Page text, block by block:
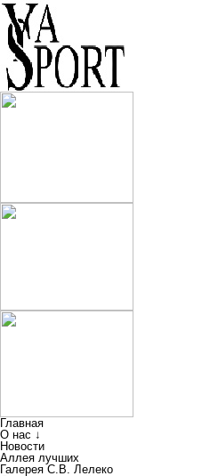
Главная
О нас ↓
Новости
Аллея лучших
Галерея С.В. Лелеко